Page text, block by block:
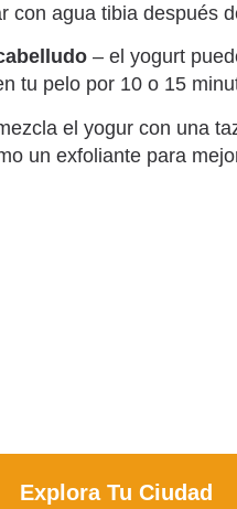
con agua tibia después
– el yogurt
tu pelo por 10 o 15
el yogur con una
un exfoliante para
Explora Tu Ciudad